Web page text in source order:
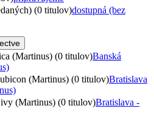
(0 titulov)dostupná (bez
(Martinus) (0 titulov)Banská
(Martinus) (0 titulov)Bratislava
(Martinus) (0 titulov)Bratislava -